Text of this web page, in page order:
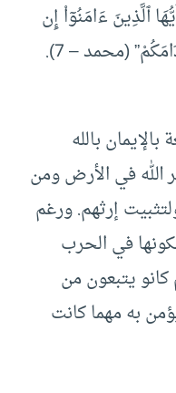
ٱلَّذِينَ ءَامَنُوٓاْ إِن
تَنصُرُواْ ٱللَّهَ يَنصُرْكُمْ وَيُثَبِّتْ أَقْدَامَكُمْ” (محمد – 7).
بالله
الله في الأرض ومن
إرثهم. ورغم
في الحرب
كانو يتبعون من
به مهما كانت